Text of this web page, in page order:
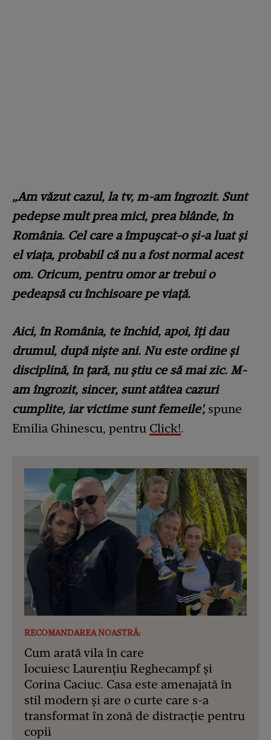
„Am văzut cazul, la tv, m-am îngrozit. Sunt
pedepse mult prea mici, prea blânde, în
România. Cel care a împușcat-o și-a luat și
el viața, probabil că nu a fost normal acest
om. Oricum, pentru omor ar trebui o
pedeapsă cu închisoare pe viață.
Aici, în România, te închid, apoi, îți dau
drumul, după niște ani. Nu este ordine și
disciplină, în țară, nu știu ce să mai zic. M-
am îngrozit, sincer, sunt atâtea cazuri
cumplite, iar victime sunt femeile', spune
Emilia Ghinescu, pentru Click!.
RECOMANDAREA NOASTRĂ:
Cum arată vila în care
locuiesc Laurențiu Reghecampf și
Corina Caciuc. Casa este amenajată în
stil modern și are o curte care s-a
transformat în zonă de distracție pentru
copii